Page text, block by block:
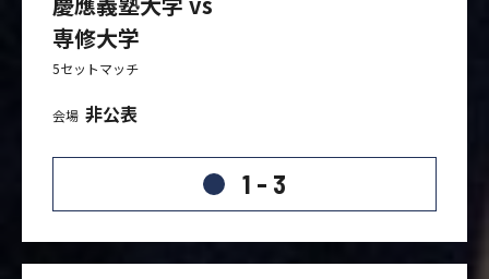
専修大学
5セットマッチ
会場 非公表
1 - 3